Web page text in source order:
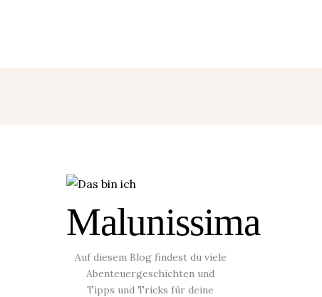
Malunissima
Auf diesem Blog findest du viele
Abenteuergeschichten und
Tipps und Tricks für deine